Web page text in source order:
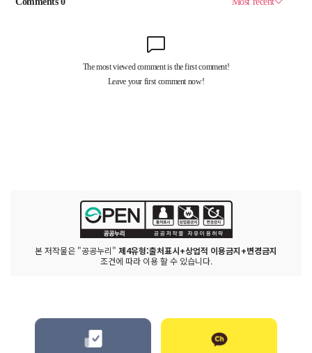
본 저작물은 "공공누리" 제4유형:출처표시+상업적 이용금지+변경금지
조건에 따라 이용 할 수 있습니다.